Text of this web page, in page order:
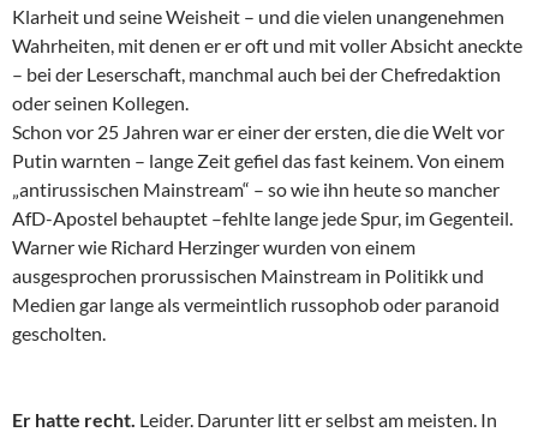
Klarheit und seine Weisheit – und die vielen unangenehmen
Wahrheiten, mit denen er er oft und mit voller Absicht aneckte
– bei der Leserschaft, manchmal auch bei der Chefredaktion
oder seinen Kollegen.
Schon vor 25 Jahren war er einer der ersten, die die Welt vor
Putin warnten – lange Zeit gefiel das fast keinem. Von einem
„antirussischen Mainstream“ – so wie ihn heute so mancher
AfD-Apostel behauptet –fehlte lange jede Spur, im Gegenteil.
Warner wie Richard Herzinger wurden von einem
ausgesprochen prorussischen Mainstream in Politikk und
Medien gar lange als vermeintlich russophob oder paranoid
gescholten.
Er hatte recht. Leider. Darunter litt er selbst am meisten. In